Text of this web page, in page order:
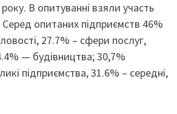
В опитуванні взяли участь
Серед опитаних підприємств 46%
27.7% – сфери послуг,
— будівництва; 30,7%
підприємства, 31.6% – середні,